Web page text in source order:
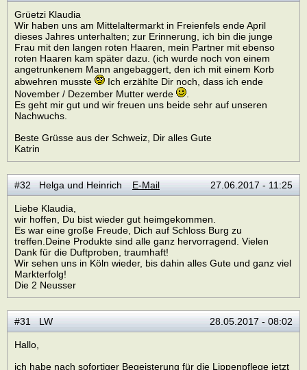
Grüetzi Klaudia
Wir haben uns am Mittelaltermarkt in Freienfels ende April
dieses Jahres unterhalten; zur Erinnerung, ich bin die junge
Frau mit den langen roten Haaren, mein Partner mit ebenso
roten Haaren kam später dazu. (ich wurde noch von einem
angetrunkenem Mann angebaggert, den ich mit einem Korb
abwehren musste
Ich erzählte Dir noch, dass ich ende
November / Dezember Mutter werde
Es geht mir gut und wir freuen uns beide sehr auf unseren
Nachwuchs.
Beste Grüsse aus der Schweiz, Dir alles Gute
Katrin
#32 Helga und Heinrich E-Mail 27.06.2017 - 11:25
Liebe Klaudia,
wir hoffen, Du bist wieder gut heimgekommen.
Es war eine große Freude, Dich auf Schloss Burg zu
treffen.Deine Produkte sind alle ganz hervorragend. Vielen
Dank für die Duftproben, traumhaft!
Wir sehen uns in Köln wieder, bis dahin alles Gute und ganz viel
Markterfolg!
Die 2 Neusser
#31 LW 28.05.2017 - 08:02
Hallo,
ich habe nach sofortiger Begeisterung für die Lippenpflege jetzt